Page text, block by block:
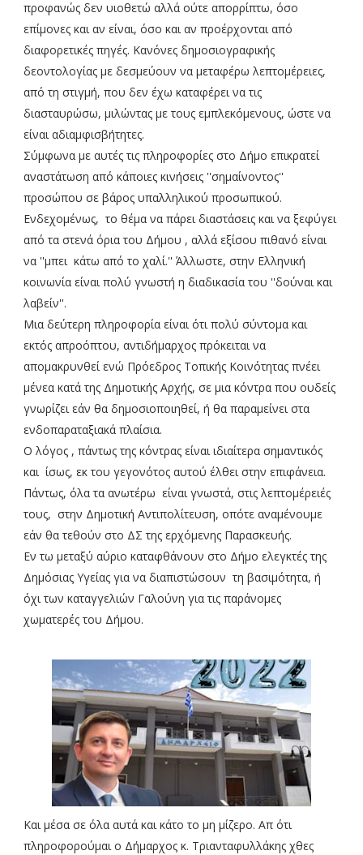
προφανώς δεν υιοθετώ αλλά ούτε απορρίπτω, όσο
επίμονες και αν είναι, όσο και αν προέρχονται από
διαφορετικές πηγές. Κανόνες δημοσιογραφικής
δεοντολογίας με δεσμεύουν να μεταφέρω λεπτομέρειες,
από τη στιγμή, που δεν έχω καταφέρει να τις
διασταυρώσω, μιλώντας με τους εμπλεκόμενους, ώστε να
είναι αδιαμφισβήτητες.
Σύμφωνα με αυτές τις πληροφορίες στο Δήμο επικρατεί
αναστάτωση από κάποιες κινήσεις ''σημαίνοντος''
προσώπου σε βάρος υπαλληλικού προσωπικού.
Ενδεχομένως, το θέμα να πάρει διαστάσεις και να ξεφύγει
από τα στενά όρια του Δήμου , αλλά εξίσου πιθανό είναι
να ''μπει κάτω από το χαλί.'' Άλλωστε, στην Ελληνική
κοινωνία είναι πολύ γνωστή η διαδικασία του ''δούναι και
λαβείν''.
Μια δεύτερη πληροφορία είναι ότι πολύ σύντομα και
εκτός απροόπτου, αντιδήμαρχος πρόκειται να
απομακρυνθεί ενώ Πρόεδρος Τοπικής Κοινότητας πνέει
μένεα κατά της Δημοτικής Αρχής, σε μια κόντρα που ουδείς
γνωρίζει εάν θα δημοσιοποιηθεί, ή θα παραμείνει στα
ενδοπαραταξιακά πλαίσια.
Ο λόγος , πάντως της κόντρας είναι ιδιαίτερα σημαντικός
και ίσως, εκ του γεγονότος αυτού έλθει στην επιφάνεια.
Πάντως, όλα τα ανωτέρω είναι γνωστά, στις λεπτομέρειές
τους, στην Δημοτική Αντιπολίτευση, οπότε αναμένουμε
εάν θα τεθούν στο ΔΣ της ερχόμενης Παρασκευής.
Εν τω μεταξύ αύριο καταφθάνουν στο Δήμο ελεγκτές της
Δημόσιας Υγείας για να διαπιστώσουν τη βασιμότητα, ή
όχι των καταγγελιών Γαλούνη για τις παράνομες
χωματερές του Δήμου.
Και μέσα σε όλα αυτά και κάτο το μη μίζερο. Απ ότι
πληροφορούμαι ο Δήμαρχος κ. Τριανταφυλλάκης χθες